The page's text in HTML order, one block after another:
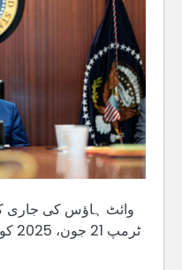
وائٹ ہاؤس کی جاری